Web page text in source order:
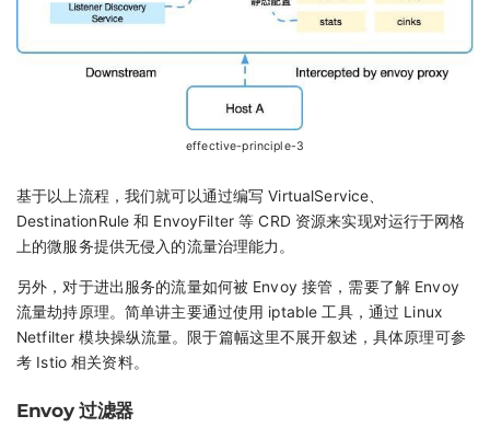
effective-principle-3
基于以上流程，我们就可以通过编写 VirtualService、
DestinationRule 和 EnvoyFilter 等 CRD 资源来实现对运行于网格
上的微服务提供无侵入的流量治理能力。
另外，对于进出服务的流量如何被 Envoy 接管，需要了解 Envoy
流量劫持原理。简单讲主要通过使用 iptable 工具，通过 Linux
Netfilter 模块操纵流量。限于篇幅这里不展开叙述，具体原理可参
考 Istio 相关资料。
Envoy 过滤器